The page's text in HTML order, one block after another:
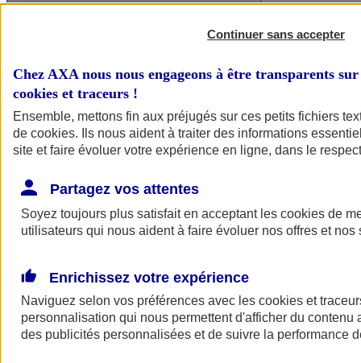
Continuer sans accepter
Chez AXA nous nous engageons à être transparents
cookies et traceurs !
Ensemble, mettons fin aux préjugés sur ces petits fichiers
de cookies. Ils nous aident à traiter des informations
site et faire évoluer votre expérience en ligne, dans le
Partagez vos attentes
Soyez toujours plus satisfait en acceptant les cookies de
utilisateurs qui nous aident à faire évoluer nos offres et nos
Enrichissez votre expérience
Naviguez selon vos préférences avec les cookies et
personnalisation qui nous permettent d'afficher du contenu
des publicités personnalisées et de suivre la performance